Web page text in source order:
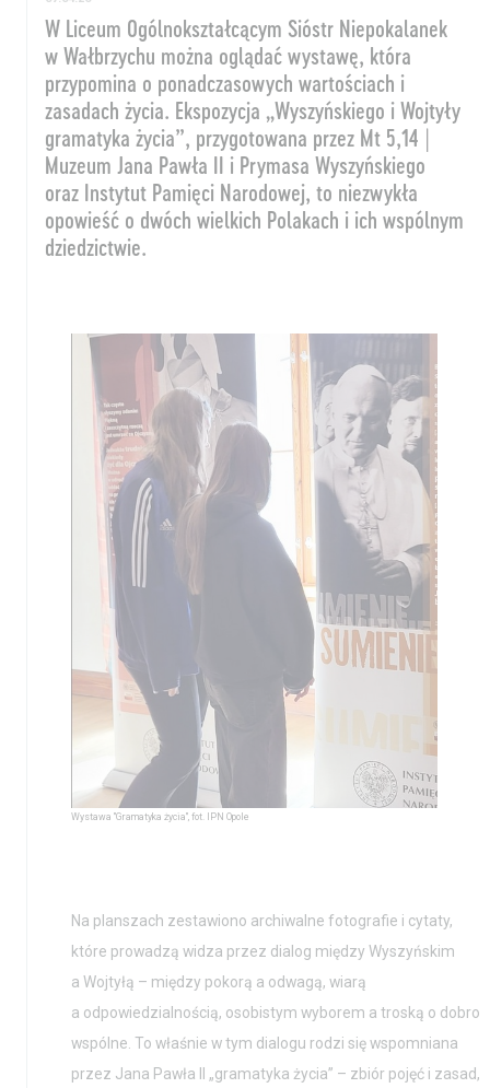
Aktualności
Wystawy / Wydarzenia
Kontakt i Zespół
Nauka
Edukacja
Projekty
Wolontariat
W Liceum Ogólnokształcącym Sióstr Niepokalanek
w Wałbrzychu można oglądać wystawę, która
przypomina o ponadczasowych wartościach i
zasadach życia. Ekspozycja „Wyszyńskiego i Wojtyły
gramatyka życia”, przygotowana przez Mt 5,14 |
Muzeum Jana Pawła II i Prymasa Wyszyńskiego
oraz Instytut Pamięci Narodowej, to niezwykła
opowieść o dwóch wielkich Polakach i ich wspólnym
dziedzictwie.
Wystawa "Gramatyka życia", fot. IPN Opole
Na planszach zestawiono archiwalne fotografie i cytaty,
które prowadzą widza przez dialog między Wyszyńskim
a Wojtyłą – między pokorą a odwagą, wiarą
a odpowiedzialnością, osobistym wyborem a troską o dobro
wspólne. To właśnie w tym dialogu rodzi się wspomniana
przez Jana Pawła II „gramatyka życia” – zbiór pojęć i zasad,